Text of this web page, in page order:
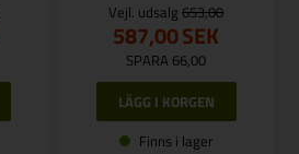
Vejl. udsalg653,00
587,00SEK
SPARA 66,00
Finns i lager